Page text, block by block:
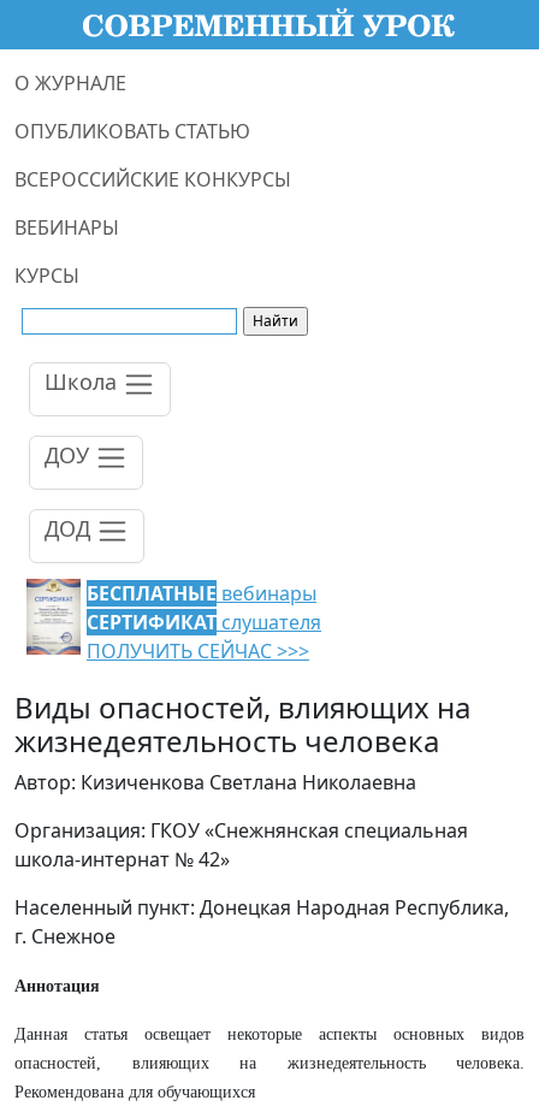
О ЖУРНАЛЕ
ОПУБЛИКОВАТЬ СТАТЬЮ
ВСЕРОССИЙСКИЕ КОНКУРСЫ
ВЕБИНАРЫ
КУРСЫ
Школа
ДОУ
ДОД
БЕСПЛАТНЫЕ вебинары
СЕРТИФИКАТ слушателя
ПОЛУЧИТЬ СЕЙЧАС >>>
Виды опасностей, влияющих на
жизнедеятельность человека
Автор: Кизиченкова Светлана Николаевна
Организация: ГКОУ «Снежнянская специальная
школа-интернат № 42»
Населенный пункт: Донецкая Народная Республика,
г. Снежное
Аннотация
Данная статья освещает некоторые аспекты основных видов
опасностей, влияющих на жизнедеятельность человека.
Рекомендована для обучающихся